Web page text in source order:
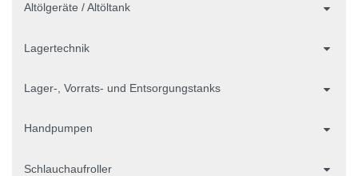
Altölgeräte / Altöltank
Lagertechnik
Lager-, Vorrats- und Entsorgungstanks
Handpumpen
Schlauchaufroller